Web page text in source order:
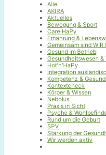
Alle
AKIRA
Aktuelles
Bewegung & Sport
Care HaPy
Ernährung &
Gemeinsam sind WIR
Gesund im Betrieb
Gesundheitswesen &
Hot'n'HaPy
Integration
Kompetenz &
Kontextcheck
Körper & Wissen
Nebolus
Praxis in Sicht
Psyche &
Rund um die Geburt
SPV
Stärkung der
Wir werden aktiv